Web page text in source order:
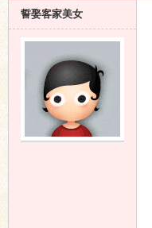
誓娶客家美女